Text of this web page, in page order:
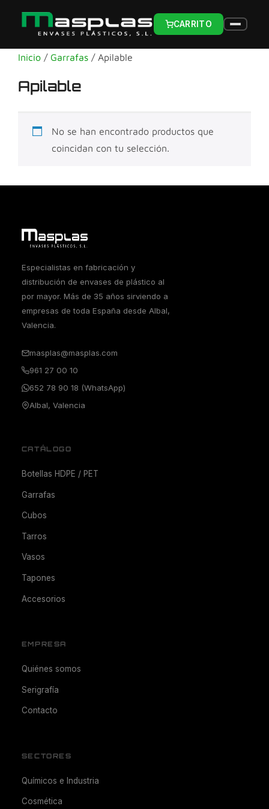
CARRITO
Inicio / Garrafas / Apilable
Apilable
No se han encontrado productos que
coincidan con tu selección.
Especialistas en fabricación y
distribución de envases de plástico al
por mayor. Más de 35 años sirviendo a
empresas de toda España desde Albal,
Valencia.
masplas@masplas.com
961 27 00 10
652 78 90 18 (WhatsApp)
Albal, Valencia
CATÁLOGO
Botellas HDPE / PET
Garrafas
Cubos
Tarros
Vasos
Tapones
Accesorios
EMPRESA
Quiénes somos
Serigrafía
Contacto
SECTORES
Químicos e Industria
Cosmética